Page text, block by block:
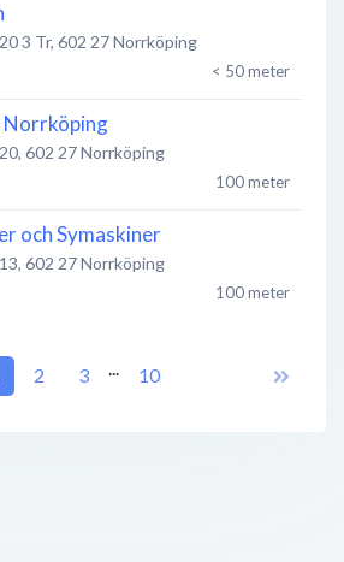
3 Tr, 602 27Norrköping
< 50 meter
, 602 27Norrköping
100 meter
och Symaskiner
, 602 27Norrköping
100 meter
602 27 Norrköping
2 3 ... 10